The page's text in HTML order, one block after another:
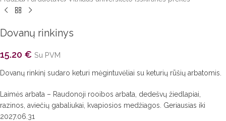
Dovanų rinkinys
15.20 € Su PVM
Dovanų rinkinį sudaro keturi mėgintuvėliai su keturių rūšių arbatomis.
Laimės arbata – Raudonoji rooibos arbata, dedešvų žiedlapiai,
razinos, aviečių gabaliukai, kvapiosios medžiagos. Geriausias iki
2027.06.31